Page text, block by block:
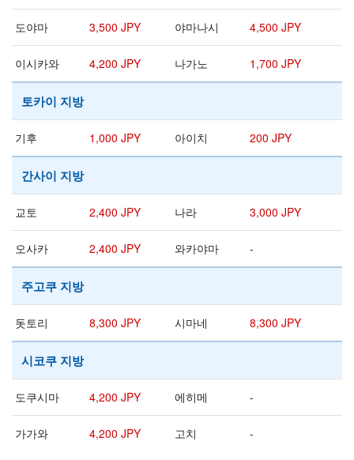
도야마 3,500 JPY 야마나시 4,500 JPY
이시카와 4,200 JPY 나가노 1,700 JPY
토카이 지방
기후 1,000 JPY 아이치 200 JPY
간사이 지방
교토 2,400 JPY 나라 3,000 JPY
오사카 2,400 JPY 와카야마 -
주고쿠 지방
돗토리 8,300 JPY 시마네 8,300 JPY
시코쿠 지방
도쿠시마 4,200 JPY 에히메 -
가가와 4,200 JPY 고치 -